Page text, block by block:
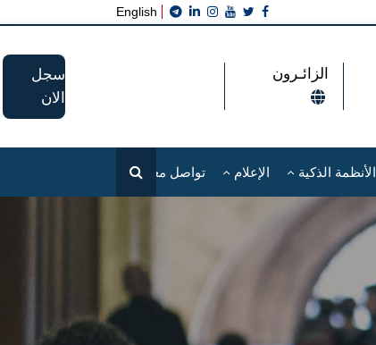
English
الزائـرون
سجل
الان
الأنظمة الذكية الإعلام تواصل معنا